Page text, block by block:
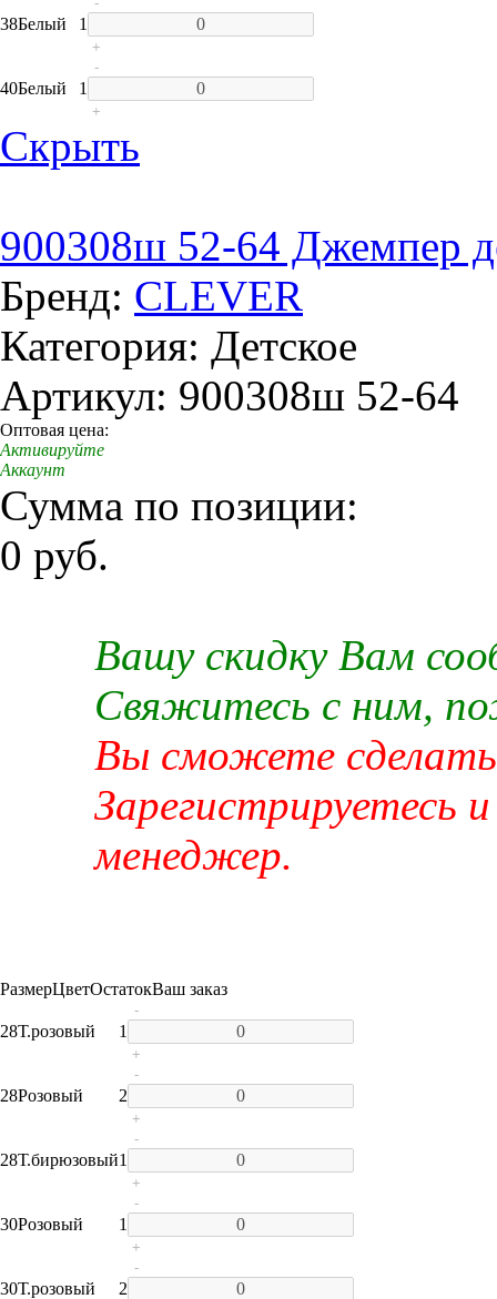
38Белый 1
+
40Белый 1
-
+
Скрыть
900308ш 52-64 Джемпер
Бренд: CLEVER
Категория: Детское
Артикул: 900308ш 52-64
Оптовая цена:
Активируйте
Аккаунт
Сумма по позиции:
0 руб.
Вашу скидку Вам
Свяжитесь с ним,
Вы сможете сделать
Зарегистрируетесь
менеджер.
РазмерЦветОстатокВаш заказ
28Т.розовый 1
-
+
28Розовый 2
-
+
28Т.бирюзовый1
-
+
30Розовый 1
-
+
30Т.розовый 2
-